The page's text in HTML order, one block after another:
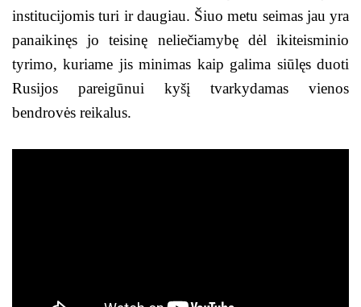
institucijomis turi ir daugiau. Šiuo metu seimas jau yra
panaikinęs jo teisinę neliečiamybę dėl ikiteisminio
tyrimo, kuriame jis minimas kaip galima siūlęs duoti
Rusijos pareigūnui kyšį tvarkydamas vienos
bendrovės reikalus.